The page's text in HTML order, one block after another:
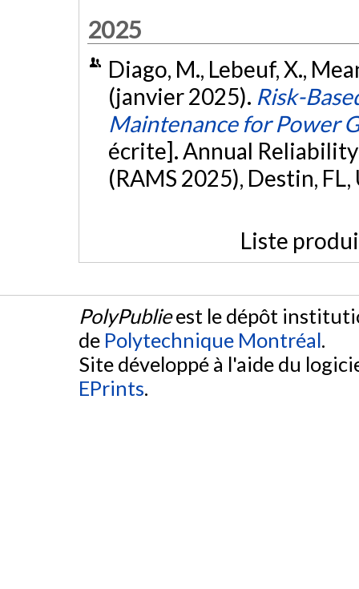
2025
Diago, M., Lebeuf, X.,
(janvier 2025). Risk-
Maintenance for Power
écrite]. Annual
(RAMS 2025), Destin, FL,
Liste
PolyPublieest le dépôt
de Polytechnique Montréal.
Site développé à l'aide du
EPrints.